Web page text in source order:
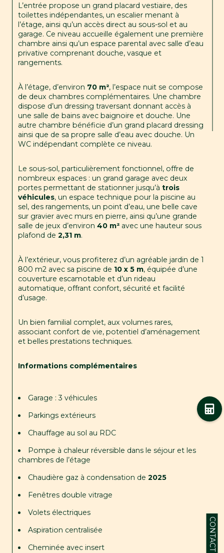
CONTACT
L’entrée propose un grand placard vestiaire, des
toilettes indépendantes, un escalier menant à
l’étage, ainsi qu’un accès direct au sous-sol et au
garage. Ce niveau accueille également une première
chambre ainsi qu’un espace parental avec salle d’eau
privative comprenant douche, vasque et
rangements.
À l’étage, d’environ 70 m², l’espace nuit se compose
de deux chambres complémentaires. Une chambre
dispose d’un dressing traversant donnant accès à
une salle de bains avec baignoire et douche. Une
autre chambre bénéficie d’un grand placard dressing
ainsi que de sa propre salle d’eau avec douche. Un
WC indépendant complète ce niveau.
Le sous-sol, particulièrement fonctionnel, offre de
nombreux espaces : un grand garage avec deux
portes permettant de stationner jusqu’à trois
véhicules, un espace technique pour la piscine au
sel, des rangements, un point d’eau, une belle cave
sur gravier avec murs en pierre, ainsi qu’une grande
salle de jeux d’environ 40 m² avec une hauteur sous
plafond de 2,31 m.
À l’extérieur, vous profiterez d’un agréable jardin de 1
800 m2 avec sa piscine de 10 x 5 m, équipée d’une
couverture escamotable et d’un rideau
automatique, offrant confort, sécurité et facilité
d’usage.
Un bien familial complet, aux volumes rares,
associant confort de vie, potentiel d’aménagement
et belles prestations techniques.
Informations complémentaires
Garage : 3 véhicules
Parkings extérieurs
Chauffage au sol au RDC
Pompe à chaleur réversible dans le séjour et les
chambres de l’étage
Chaudière gaz à condensation de 2025
Fenêtres double vitrage
Volets électriques
Aspiration centralisée
Cheminée avec insert